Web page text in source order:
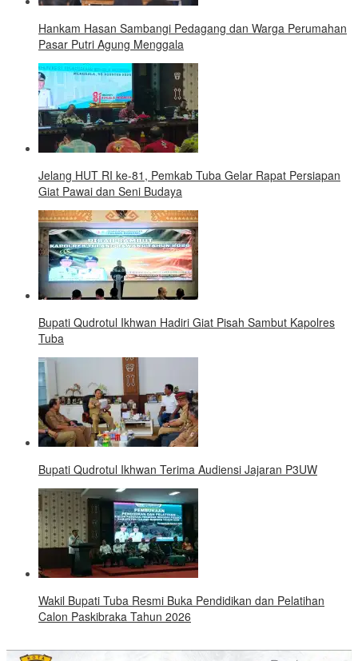
Hankam Hasan Sambangi Pedagang dan Warga Perumahan
Pasar Putri Agung Menggala
Jelang HUT RI ke-81, Pemkab Tuba Gelar Rapat Persiapan
Giat Pawai dan Seni Budaya
Bupati Qudrotul Ikhwan Hadiri Giat Pisah Sambut Kapolres
Tuba
Bupati Qudrotul Ikhwan Terima Audiensi Jajaran P3UW
Wakil Bupati Tuba Resmi Buka Pendidikan dan Pelatihan
Calon Paskibraka Tahun 2026